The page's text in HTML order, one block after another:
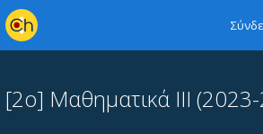
[2ο] Μαθηματικά ΙΙΙ